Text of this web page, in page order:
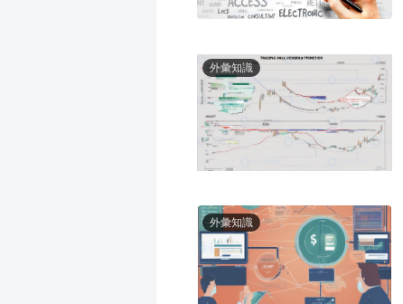
外彙知識
外彙知識